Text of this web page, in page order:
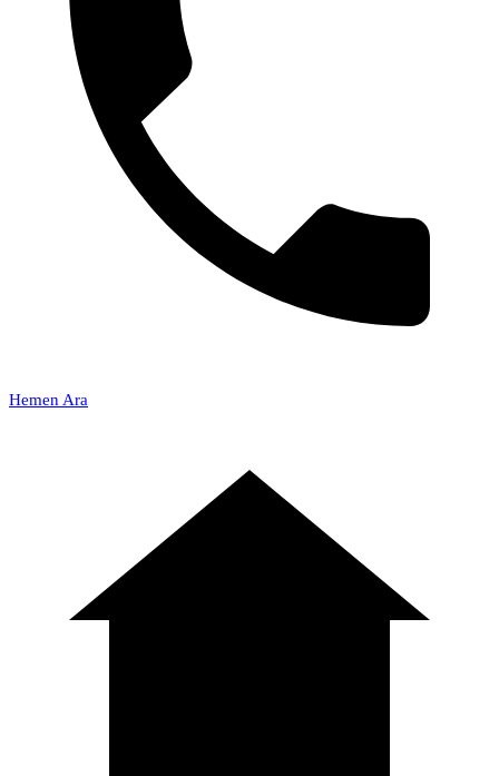
Hemen Ara